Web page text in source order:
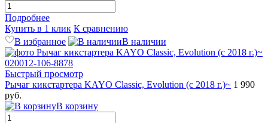
Подробнее
Купить в 1 клик К сравнению
В избранное
В наличии
Быстрый просмотр
Рычаг кикстартера KAYO Classic, Evolution (с 2018 г.)~ 1 990
руб.
В корзину